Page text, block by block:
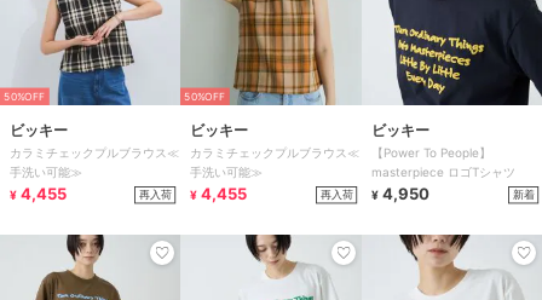
50%OFF
ビッキー
カラミチェックプルブラウス≪
手洗い可能≫
¥ 4,455 再入荷
50%OFF
ビッキー
カラミチェックプルブラウス≪
手洗い可能≫
¥ 4,455 再入荷
ビッキー
【Power To People】
masterpiece ロゴTシャツ
¥ 4,950 新着